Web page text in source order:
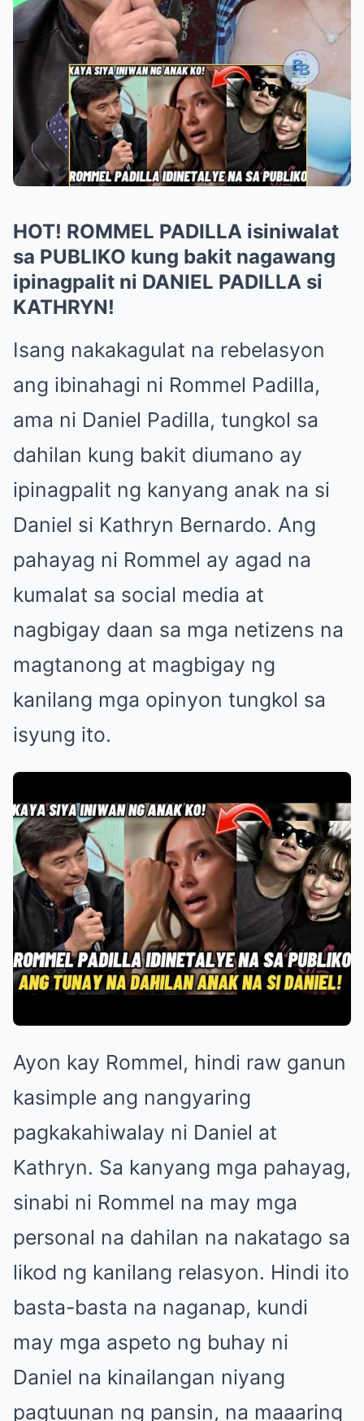
HOT! ROMMEL PADILLA isiniwalat
sa PUBLIKO kung bakit nagawang
ipinagpalit ni DANIEL PADILLA si
KATHRYN!
Isang nakakagulat na rebelasyon
ang ibinahagi ni Rommel Padilla,
ama ni Daniel Padilla, tungkol sa
dahilan kung bakit diumano ay
ipinagpalit ng kanyang anak na si
Daniel si Kathryn Bernardo. Ang
pahayag ni Rommel ay agad na
kumalat sa social media at
nagbigay daan sa mga netizens na
magtanong at magbigay ng
kanilang mga opinyon tungkol sa
isyung ito.
Ayon kay Rommel, hindi raw ganun
kasimple ang nangyaring
pagkakahiwalay ni Daniel at
Kathryn. Sa kanyang mga pahayag,
sinabi ni Rommel na may mga
personal na dahilan na nakatago sa
likod ng kanilang relasyon. Hindi ito
basta-basta na naganap, kundi
may mga aspeto ng buhay ni
Daniel na kinailangan niyang
pagtuunan ng pansin, na maaaring